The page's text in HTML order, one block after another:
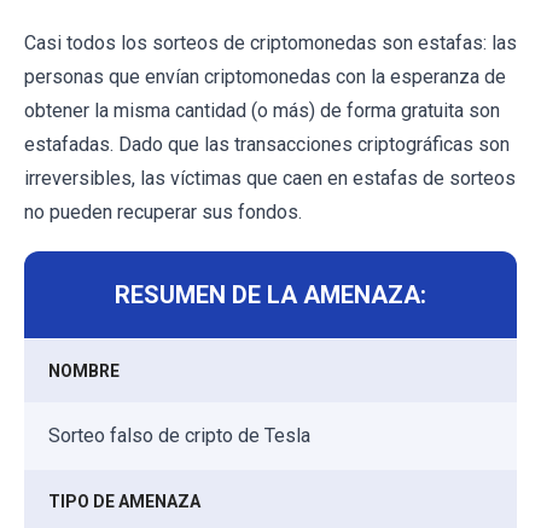
Casi todos los sorteos de criptomonedas son estafas: las
personas que envían criptomonedas con la esperanza de
obtener la misma cantidad (o más) de forma gratuita son
estafadas. Dado que las transacciones criptográficas son
irreversibles, las víctimas que caen en estafas de sorteos
no pueden recuperar sus fondos.
RESUMEN DE LA AMENAZA:
NOMBRE
Sorteo falso de cripto de Tesla
TIPO DE AMENAZA